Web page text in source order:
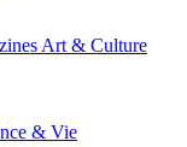
Art & Culture
& Vie